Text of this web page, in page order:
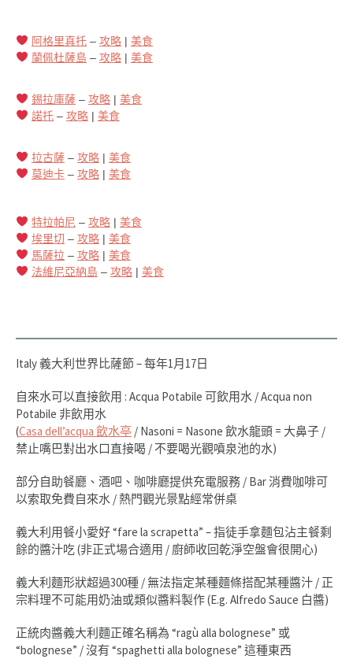
阿格里真托– 攻略| 美食
蘭佩杜薩島– 攻略| 美食
錫拉庫薩– 攻略| 美食
諾托– 攻略| 美食
拉古薩– 攻略| 美食
莫迪卡– 攻略| 美食
特拉帕尼 – 攻略| 美食
埃里切 – 攻略| 美食
馬薩拉 – 攻略| 美食
法維尼亞納島– 攻略| 美食
Italy 義大利世界比薩節 – 每年1月17日
自來水可以直接飲用 : Acqua Potabile 可飲用水 / Acqua non
Potabile 非飲用水
(Casa dell’acqua 飲水亭 / Nasoni = Nasone 飲水龍頭 = 大鼻子 /
禁止嘴巴對出水口直接喝 / 不要喝光觀噴泉池的水)
部分自助餐廳、酒吧、咖啡廳提供充電服務 / Bar 消費咖啡可
以索取免費自來水 / 熱門觀光景點經常併桌
義大利用餐小愛好 “fare la scrapetta” – 指徒手拿麵包沾主餐剩
餘的醬汁吃 (非正式場合適用 / 廚師收回乾淨空盤會很開心)
義大利麵形狀超過300種 / 無法指定某種麵條搭配某種醬汁 / 正
宗料理不可能用奶油或類似醬料製作 (E.g. Alfredo Sauce 白醬)
正統肉醬義大利麵正確名稱為 “ragù alla bolognese” 或
“bolognese” / 沒有 “spaghetti alla bolognese” 這種東西